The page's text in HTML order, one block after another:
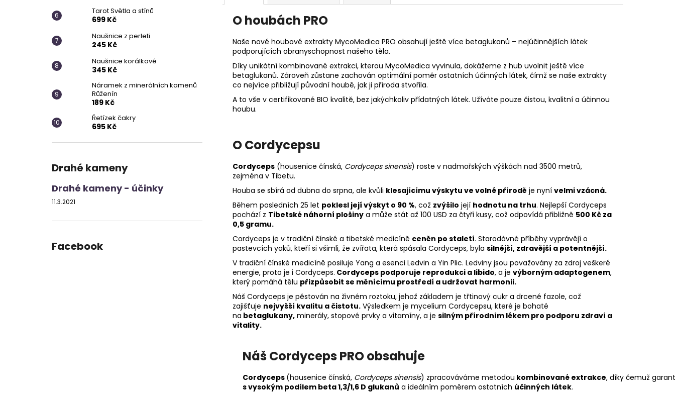
Tarot Světla a stínů
699 Kč
Naušnice z perleti
245 Kč
Naušnice korálkové
345 Kč
Náramek z minerálních kamenů
Růženín
189 Kč
Řetízek čakry
695 Kč
Drahé kameny
Drahé kameny - účinky
11.3.2021
Facebook
O houbách PRO
Naše nové houbové extrakty MycoMedica PRO obsahují ještě více betaglukanů – nejúčinnějších látek
podporujících obranyschopnost našeho těla.
Díky unikátní kombinované extrakci, kterou MycoMedica vyvinula, dokážeme z hub uvolnit ještě více
betaglukanů. Zároveň zůstane zachován optimální poměr ostatních účinných látek, čímž se naše extrakty
co nejvíce přibližují původní houbě, jak ji příroda stvořila.
A to vše v certifikované BIO kvalitě, bez jakýchkoliv přídatných látek. Užíváte pouze čistou, kvalitní a účinnou
houbu.
O Cordycepsu
Cordyceps (housenice čínská, Cordyceps sinensis) roste v nadmořských výškách nad 3500 metrů,
zejména v Tibetu.
Houba se sbírá od dubna do srpna, ale kvůli klesajícímu výskytu ve volné přírodě je nyní velmi vzácná.
Během posledních 25 let poklesl její výskyt o 90 %, což zvýšilo její hodnotu na trhu. Nejlepší Cordyceps
pochází z Tibetské náhorní plošiny a může stát až 100 USD za čtyři kusy, což odpovídá přibližně 500 Kč za
0,5 gramu.
Cordyceps je v tradiční čínské a tibetské medicíně ceněn po staletí. Starodávné příběhy vyprávějí o
pastevcích yaků, kteří si všimli, že zvířata, která spásala Cordyceps, byla silnější, zdravější a potentnější.
V tradiční čínské medicíně posiluje Yang a esenci Ledvin a Yin Plic. Ledviny jsou považovány za zdroj veškeré
energie, proto je i Cordyceps. Cordyceps podporuje reprodukci a libido, a je výborným adaptogenem,
který pomáhá tělu přizpůsobit se měnícímu prostředí a udržovat harmonii.
Náš Cordyceps je pěstován na živném roztoku, jehož základem je třtinový cukr a drcené fazole, což
zajišťuje nejvyšší kvalitu a čistotu. Výsledkem je mycelium Cordycepsu, které je bohaté
na betaglukany, minerály, stopové prvky a vitamíny, a je silným přírodním lékem pro podporu zdraví a
vitality.
Náš Cordyceps PROobsahuje
Cordyceps (housenice čínská, Cordyceps sinensis) zpracováváme metodou kombinované extrakce, díky čemuž
s vysokým podílem beta 1,3/1,6 D glukanů a ideálním poměrem ostatních účinných látek.